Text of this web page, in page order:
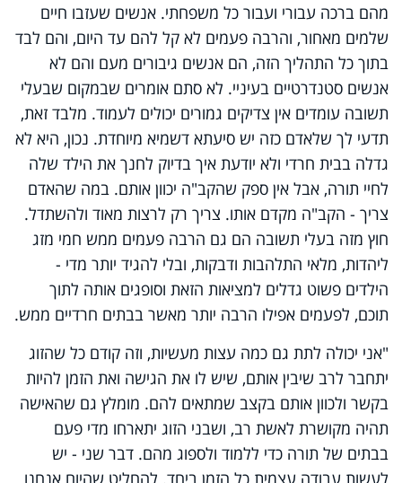
מהם ברכה עבורי ועבור כל משפחתי. אנשים שעזבו חיים
שלמים מאחור, והרבה פעמים לא קל להם עד היום, והם לבד
בתוך כל התהליך הזה, הם אנשים גיבורים מעם והם לא
אנשים סטנדרטיים בעיניי. לא סתם אומרים שבמקום שבעלי
תשובה עומדים אין צדיקים גמורים יכולים לעמוד. מלבד זאת,
תדעי לך שלאדם כזה יש סיעתא דשמיא מיוחדת. נכון, היא לא
גדלה בבית חרדי ולא יודעת איך בדיוק לחנך את הילד שלה
לחיי תורה, אבל אין ספק שהקב"ה יכוון אותם. במה שהאדם
צריך - הקב"ה מקדם אותו. צריך רק לרצות מאוד ולהשתדל.
חוץ מזה בעלי תשובה הם גם הרבה פעמים ממש חמי מזג
ליהדות, מלאי התלהבות ודבקות, ובלי להגיד יותר מדי -
הילדים פשוט גדלים למציאות הזאת וסופגים אותה לתוך
תוכם, לפעמים אפילו הרבה יותר מאשר בבתים חרדיים ממש.
"אני יכולה לתת גם כמה עצות מעשיות, וזה קודם כל שהזוג
יתחבר לרב שיבין אותם, שיש לו את הגישה ואת הזמן להיות
בקשר ולכוון אותם בקצב שמתאים להם. מומלץ גם שהאישה
תהיה מקושרת לאשת רב, ושבני הזוג יתארחו מדי פעם
בבתים של תורה כדי ללמוד ולספוג מהם. דבר שני - יש